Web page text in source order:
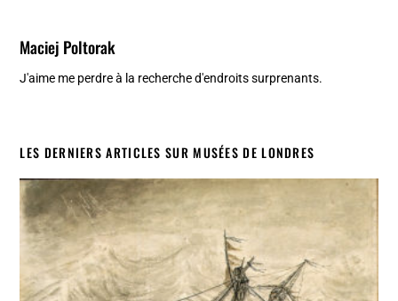
Maciej Poltorak
J'aime me perdre à la recherche d'endroits surprenants.
LES DERNIERS ARTICLES SUR MUSÉES DE LONDRES